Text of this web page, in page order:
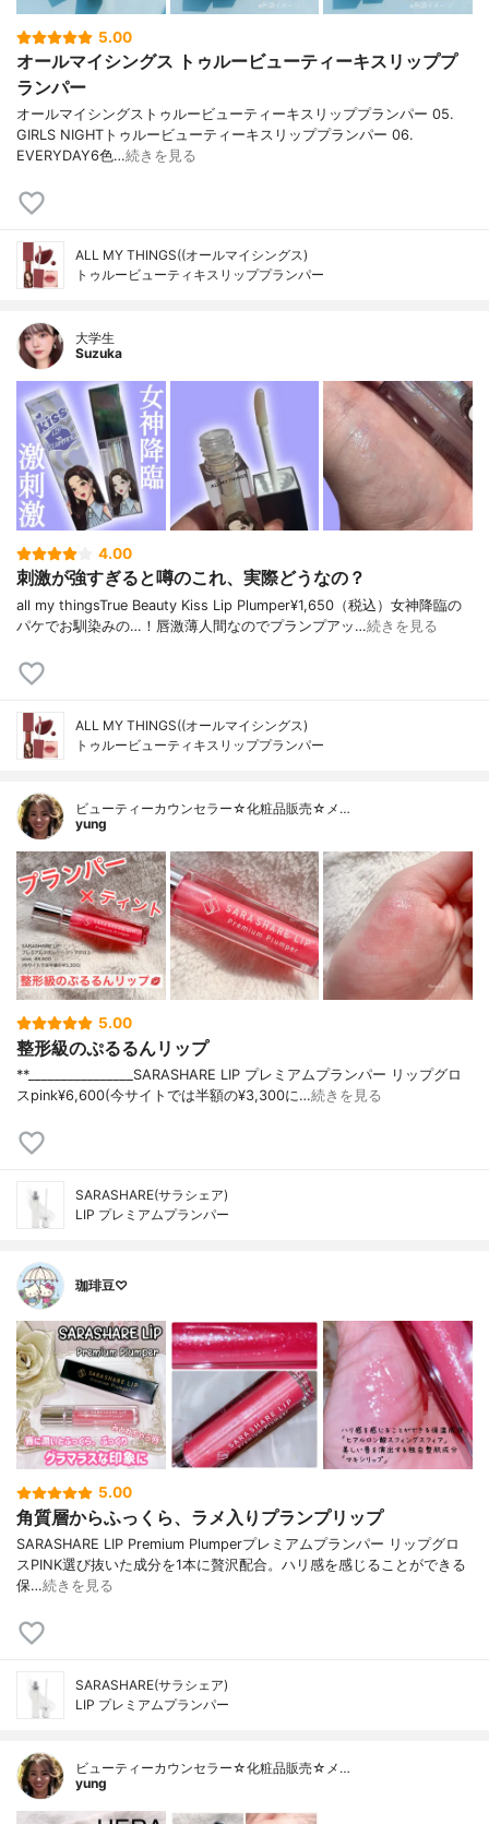
5.00
オールマイシングス トゥルービューティーキスリッププ
ランパー
オールマイシングストゥルービューティーキスリッププランパー 05.
GIRLS NIGHTトゥルービューティーキスリッププランパー 06.
EVERYDAY6色…続きを見る
ALL MY THINGS((オールマイシングス)
トゥルービューティキスリッププランパー
大学生
Suzuka
4.00
刺激が強すぎると噂のこれ、実際どうなの？
all my thingsTrue Beauty Kiss Lip Plumper¥1,650（税込）女神降臨の
パケでお馴染みの…！唇激薄人間なのでプランプアッ…続きを見る
ALL MY THINGS((オールマイシングス)
トゥルービューティキスリッププランパー
ビューティーカウンセラー☆化粧品販売☆メ…
yung
5.00
整形級のぷるるんリップ
**⁡________________⁡SARASHARE LIP ⁡プレミアムプランパー リップグロ
スpink⁡¥6,600(今サイトでは半額の¥3,300に…続きを見る
SARASHARE(サラシェア)
LIP プレミアムプランパー
珈琲豆♡
5.00
角質層からふっくら、ラメ入りプランプリップ
SARASHARE LIP Premium Plumperプレミアムプランパー リップグロ
スPINK選び抜いた成分を1本に贅沢配合。ハリ感を感じることができる
保…続きを見る
SARASHARE(サラシェア)
LIP プレミアムプランパー
ビューティーカウンセラー☆化粧品販売☆メ…
yung